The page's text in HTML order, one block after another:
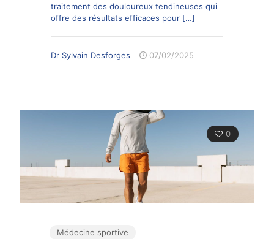
traitement des douloureux tendineuses qui
offre des résultats efficaces pour […]
Dr Sylvain Desforges 07/02/2025
0
Médecine sportive